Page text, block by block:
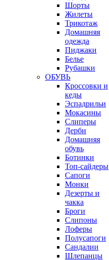
Шорты
Жилеты
Трикотаж
Домашняя
одежда
Пиджаки
Белье
Рубашки
ОБУВЬ
Кроссовки и
кеды
Эспадрильи
Мокасины
Слиперы
Дерби
Домашняя
обувь
Ботинки
Топ-сайдеры
Сапоги
Монки
Дезерты и
чакка
Броги
Слипоны
Лоферы
Полусапоги
Сандалии
Шлепанцы